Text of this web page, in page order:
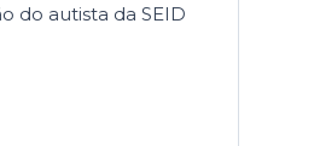
do autista da SEID